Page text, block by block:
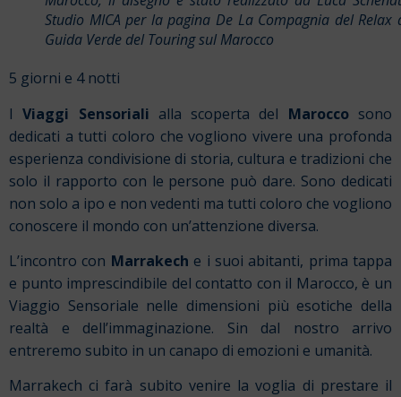
Studio MICA per la pagina De La Compagnia del Relax
Guida Verde del Touring sul Marocco
5 giorni e 4 notti
IViaggi Sensoriali alla scoperta del Maroccosono
dedicati a tutti coloro che vogliono vivere una profonda
esperienza condivisione di storia, cultura e tradizioni che
solo il rapporto con le persone può dare. Sono dedicati
non solo a ipo e non vedenti ma tutti coloro che vogliono
conoscere il mondo con un’attenzione diversa.
L’incontro con Marrakech e i suoi abitanti, prima tappa
e punto imprescindibile del contatto con il Marocco, è un
Viaggio Sensoriale nelle dimensioni più esotiche della
realtà e dell’immaginazione. Sin dal nostro arrivo
entreremo subito in un canapo di emozioni e umanità.
Marrakech ci farà subito venire la voglia di prestare il